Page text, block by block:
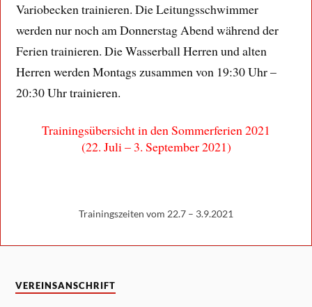
Variobecken trainieren. Die Leitungsschwimmer
werden nur noch am Donnerstag Abend während der
Ferien trainieren. Die Wasserball Herren und alten
Herren werden Montags zusammen von 19:30 Uhr –
20:30 Uhr trainieren.
Trainingsübersicht in den Sommerferien 2021
(22. Juli – 3. September 2021)
Trainingszeiten vom 22.7 – 3.9.2021
VEREINSANSCHRIFT